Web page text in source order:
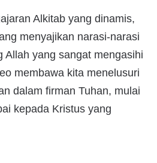
Alkitab yang dinamis,
menyajikan narasi-narasi
Allah yang sangat mengasihi
membawa kita menelusuri
dalam firman Tuhan, mulai
kepada Kristus yang